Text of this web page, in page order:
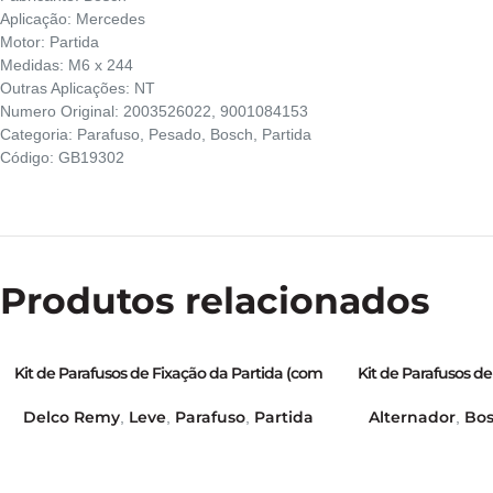
Aplicação: Mercedes
Motor: Partida
Medidas: M6 x 244
Outras Aplicações: NT
Numero Original: 2003526022, 9001084153
Categoria: Parafuso, Pesado, Bosch, Partida
Código: GB19302
Produtos relacionados
Kit de Parafusos de Fixação da Partida (com
Delco Remy, Leve, Parafuso, Partida
Kit de Parafusos
Alternador